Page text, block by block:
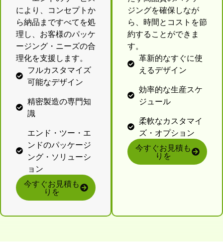
により、コンセプトか
ら納品まですべてを処
理し、お客様のパッケ
ージング・ニーズの合
理化を支援します。
フルカスタマイズ
可能なデザイン
精密製造の専門知
識
エンド・ツー・エ
ンドのパッケージ
ング・ソリューシ
ョン
今すぐお見積も
りを
ジングを確保しなが
ら、時間とコストを節
約することができま
す。
革新的なすぐに使
えるデザイン
効率的な生産スケ
ジュール
柔軟なカスタマイ
ズ・オプション
今すぐお見積も
りを